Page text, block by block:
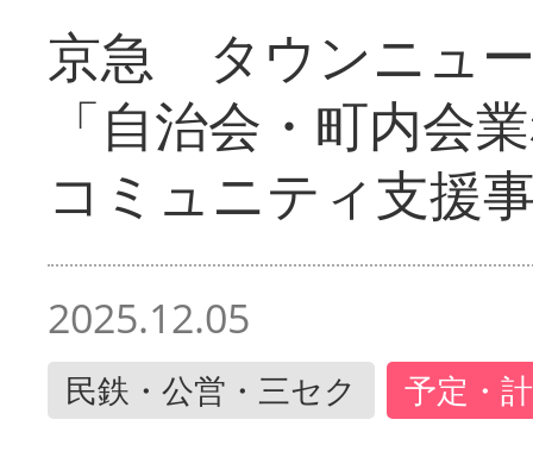
京急 タウンニュ
「自治会・町内会
コミュニティ支援
2025.12.05
民鉄・公営・三セク 予定・